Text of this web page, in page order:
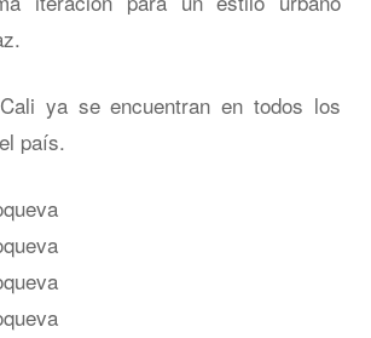
ya se encuentran en todos los
país.